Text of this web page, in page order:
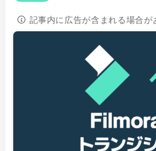
記事内に広告が含まれる場合が